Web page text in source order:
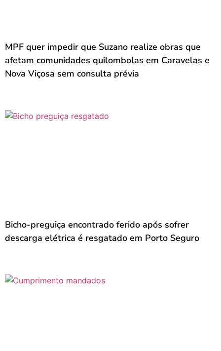
MPF quer impedir que Suzano realize obras que
afetam comunidades quilombolas em Caravelas e
Nova Viçosa sem consulta prévia
Bicho-preguiça encontrado ferido após sofrer
descarga elétrica é resgatado em Porto Seguro